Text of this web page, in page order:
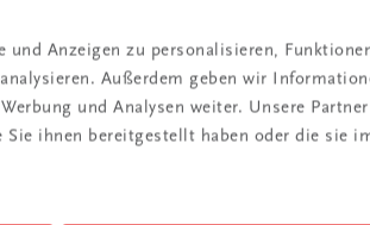
und Anzeigen zu personalisieren,
Außerdem geben wir
und Analysen weiter. Unsere
ihnen bereitgestellt haben oder die sie